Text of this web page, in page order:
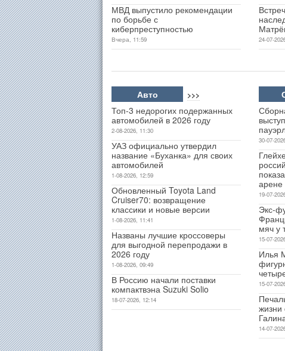
МВД выпустило рекомендации
по борьбе с
киберпреступностью
Вчера, 11:59 24-07-
Авто >>>
Топ-3 недорогих подержанных
автомобилей в 2026 году
2-08-2026, 11:30
УАЗ официально утвердил
название «Буханка» для своих
автомобилей
1-08-2026, 12:59
Обновленный Toyota Land
Cruiser70: возвращение
классики и новые версии
1-08-2026, 11:41
Названы лучшие кроссоверы
для выгодной перепродажи в
2026 году
1-08-2026, 09:49
В Россию начали поставки
компактвэна Suzuki Solio
18-07-2026, 12:14
30-07-
арене
19-07-
Экс-
мяч у
15-07-
Илья
15-07-
жизни
14-07-